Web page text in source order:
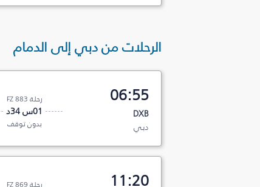
الرحلات من دبي إلى الدمام
06:55
DXB
دبي
رحلة FZ 883
01س 34د
بدون توقف
11:20 رحلة FZ 869